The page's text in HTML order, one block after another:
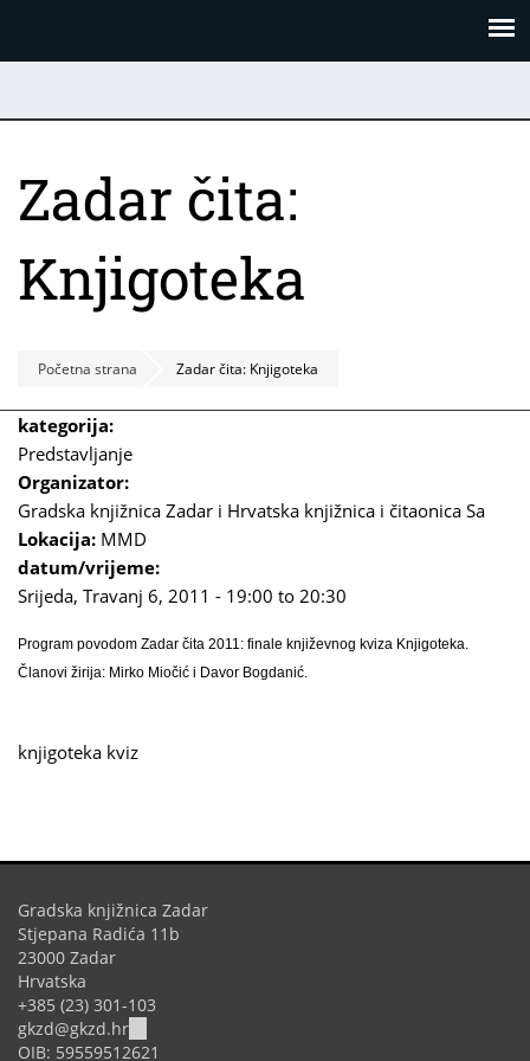
Zadar čita:
Knjigoteka
Početna strana Zadar čita: Knjigoteka
kategorija:
Predstavljanje
Organizator:
Gradska knjižnica Zadar i Hrvatska knjižnica i čitaonica Sa
Lokacija: MMD
datum/vrijeme:
Srijeda, Travanj 6, 2011 - 19:00 to 20:30
Program povodom Zadar čita 2011: finale književnog kviza Knjigoteka.
Članovi žirija: Mirko Miočić i Davor Bogdanić.
knjigoteka kviz
Gradska knjižnica Zadar
Stjepana Radića 11b
23000 Zadar
Hrvatska
+385 (23) 301-103
gkzd@gkzd.hr
sends
OIB: 59559512621